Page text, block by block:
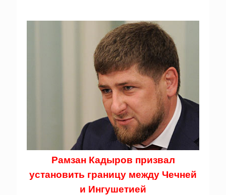
Рамзан Кадыров призвал
установить границу между Чечней
и Ингушетией